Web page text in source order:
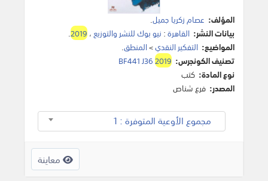
المؤلف: عصام زكريا جميل.
بيانات النشر: القاهرة: نيو بوك للنشر والتوزيع،2019
.
المواضيع: التفكير النقدي>المنطق.
تصنيف الكونجرس:
BF441 J362019
نوع المادة: كتب
المصدر: فرع شناص
مجموع الأوعية المتوفرة : 1
معاينة